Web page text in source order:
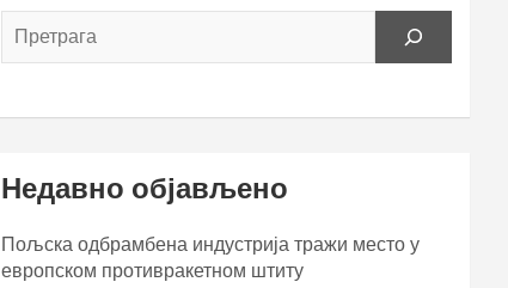
Недавно објављено
Пољска одбрамбена индустрија тражи место у
европском противракетном штиту